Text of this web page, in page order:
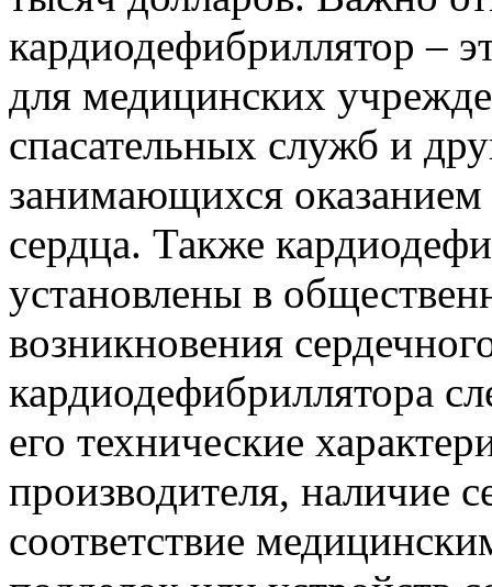
кардиодефибриллятор –
для медицинских
спасательных служб и
занимающихся
сердца. Также
установлены в
возникновения
кардиодефибриллятора
его технические
производителя, наличие
соответствие